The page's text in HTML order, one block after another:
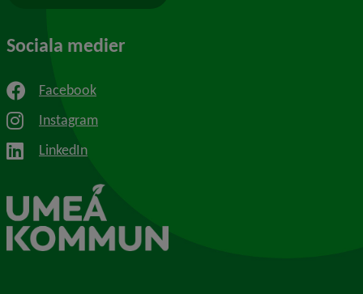
Sociala medier
Facebook
Instagram
LinkedIn